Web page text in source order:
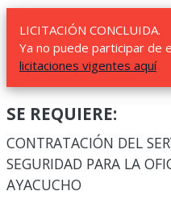
LICITACIÓN CONCLUIDA.
Ya no puede participar de
licitaciones vigentes aquí
SE REQUIERE:
CONTRATACIÓN DEL
SEGURIDAD PARA LA
AYACUCHO